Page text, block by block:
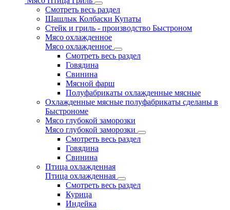
Смотреть весь раздел
Шашлык Колбаски Купаты
Стейк и гриль - производство Быстроном
Мясо охлажденное
Мясо охлажденное
Смотреть весь раздел
Говядина
Свинина
Мясной фарш
Полуфабрикаты охлажденные мясные
Охлажденные мясные полуфабрикаты сделаны в
Быстрономе
Мясо глубокой заморозки
Мясо глубокой заморозки
Смотреть весь раздел
Говядина
Свинина
Птица охлажденная
Птица охлажденная
Смотреть весь раздел
Курица
Индейка